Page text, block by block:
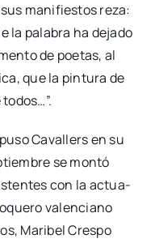
mani­fies­tos reza:
la pala­bra ha deja­do
de poe­tas, al
que la pin­tu­ra de
Cava­llers en su
se mon­tó
con la actua­
valen­ciano
Mari­bel Cres­po